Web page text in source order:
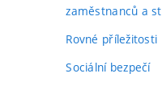
zaměstnanců a
Rovné příležitosti
Sociální bezpečí